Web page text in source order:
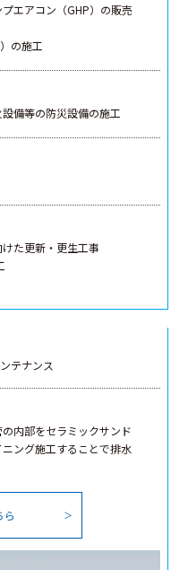
エアコン（GHP）の販売
の施工
備等の防災設備の施工
た更新・更生工事
テナンス
内部をセラミックサンド
ング施工することで排水
ら